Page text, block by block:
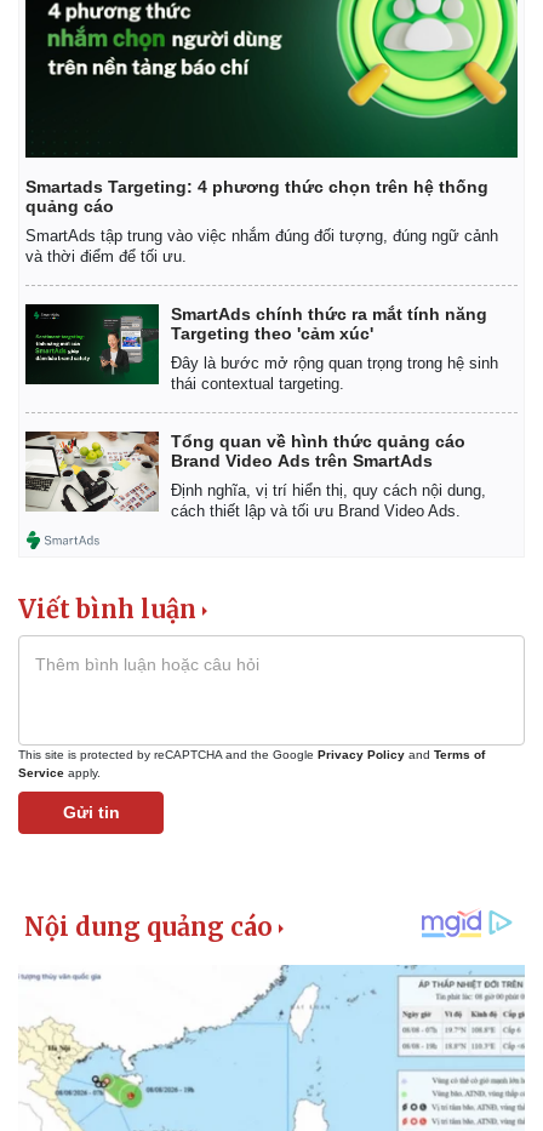
Pháp luật
Vụ án
Tin nóng
Quân sự - Quốc phòng
Vũ khí
Việt Nam
Smartads Targeting: 4 phương thức chọn trên hệ thống
quảng cáo
SmartAds tập trung vào việc nhắm đúng đối tượng, đúng ngữ cảnh
và thời điểm để tối ưu.
SmartAds chính thức ra mắt tính năng
Targeting theo 'cảm xúc'
Đây là bước mở rộng quan trọng trong hệ sinh
thái contextual targeting.
Tổng quan về hình thức quảng cáo
Brand Video Ads trên SmartAds
Định nghĩa, vị trí hiển thị, quy cách nội dung,
cách thiết lập và tối ưu Brand Video Ads.
Viết bình luận
This site is protected by reCAPTCHA and the Google Privacy Policy and Terms of
Service apply.
Gửi tin